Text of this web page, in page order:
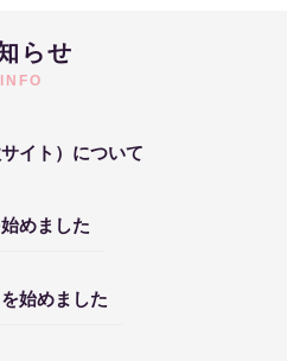
らせ
INFO
イト）について
めました
始めました